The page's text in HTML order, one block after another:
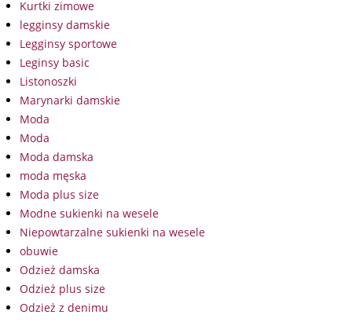
Kurtki zimowe
legginsy damskie
Legginsy sportowe
Leginsy basic
Listonoszki
Marynarki damskie
Moda
Moda
Moda damska
moda męska
Moda plus size
Modne sukienki na wesele
Niepowtarzalne sukienki na wesele
obuwie
Odzież damska
Odzież plus size
Odzież z denimu